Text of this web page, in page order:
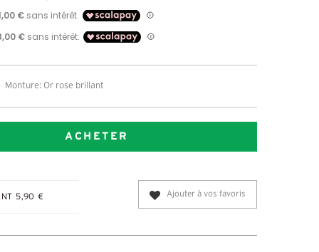
Monture: Or rose brillant
ACHETER
5,90 € Ajouter à vos favoris